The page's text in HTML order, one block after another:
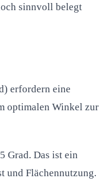
sinnvoll belegt
erfordern eine
optimalen Winkel zur
Grad. Das ist ein
und Flächennutzung.